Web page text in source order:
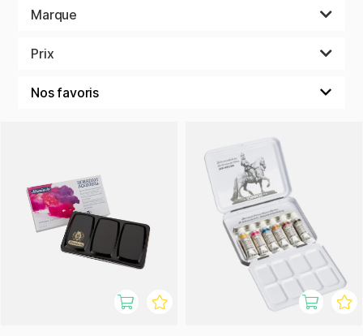
Marque
Prix